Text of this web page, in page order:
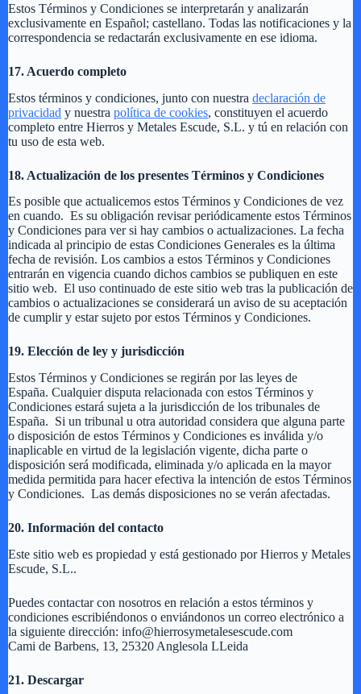
Estos Términos y Condiciones se interpretarán y analizarán
exclusivamente en Español; castellano. Todas las notificaciones y la
correspondencia se redactarán exclusivamente en ese idioma.
17. Acuerdo completo
Estos términos y condiciones, junto con nuestra declaración de
privacidad y nuestra política de cookies, constituyen el acuerdo
completo entre Hierros y Metales Escude, S.L. y tú en relación con
tu uso de esta web.
18. Actualización de los presentes Términos y Condiciones
Es posible que actualicemos estos Términos y Condiciones de vez
en cuando. Es su obligación revisar periódicamente estos Términos
y Condiciones para ver si hay cambios o actualizaciones. La fecha
indicada al principio de estas Condiciones Generales es la última
fecha de revisión. Los cambios a estos Términos y Condiciones
entrarán en vigencia cuando dichos cambios se publiquen en este
sitio web. El uso continuado de este sitio web tras la publicación de
cambios o actualizaciones se considerará un aviso de su aceptación
de cumplir y estar sujeto por estos Términos y Condiciones.
19. Elección de ley y jurisdicción
Estos Términos y Condiciones se regirán por las leyes de
España. Cualquier disputa relacionada con estos Términos y
Condiciones estará sujeta a la jurisdicción de los tribunales de
España. Si un tribunal u otra autoridad considera que alguna parte
o disposición de estos Términos y Condiciones es inválida y/o
inaplicable en virtud de la legislación vigente, dicha parte o
disposición será modificada, eliminada y/o aplicada en la mayor
medida permitida para hacer efectiva la intención de estos Términos
y Condiciones. Las demás disposiciones no se verán afectadas.
20. Información del contacto
Este sitio web es propiedad y está gestionado por Hierros y Metales
Escude, S.L..
Puedes contactar con nosotros en relación a estos términos y
condiciones escribiéndonos o enviándonos un correo electrónico a
la siguiente dirección: info@hierrosymetalesescude.com
Cami de Barbens, 13, 25320 Anglesola LLeida
21. Descargar